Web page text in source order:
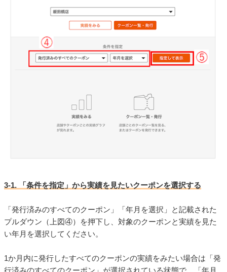
3-1. 「条件を指定」から実績を見たいクーポンを選択する
「発行済みのすべてのクーポン」「年月を選択」と記載された
プルダウン（上図④）を押下し、対象のクーポンと実績を見た
い年月を選択してください。
1か月内に発行したすべてのクーポンの実績をみたい場合は「発